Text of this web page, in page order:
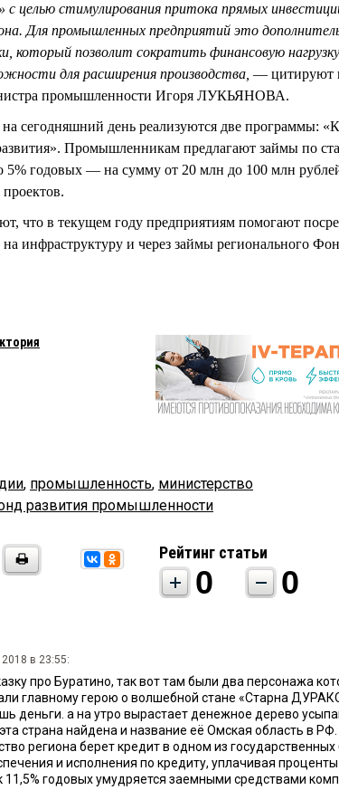
с целью стимулирования притока прямых
Для промышленных предприятий это
который позволит сократить финансовую
для расширения производства, — цитируют
промышленности Игоря ЛУКЬЯНОВА.
сегодняшний день реализуются две программы:
Промышленникам предлагают займы по
5% годовых — на сумму от 20 млн до 100 млн
что в текущем году предприятиям помогают
на инфраструктуру и через займы регионального
, промышленность, министерство
развития промышленности
Рейтинг статьи
0 0
2018 в 23:55:
про Буратино, так вот там были два персонажа
главному герою о волшебной стане «Старна
деньги. а на утро вырастает денежное дерево
страна найдена и название её Омская область в РФ.
региона берет кредит в одном из государственных
и исполнения по кредиту, уплачивая проценты
11,5% годовых умудряется заемными средствами